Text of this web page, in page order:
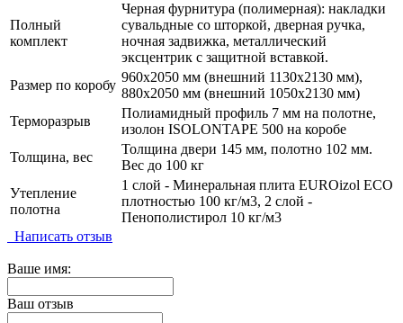
Полный
комплект
Черная фурнитура (полимерная): накладки
сувальдные со шторкой, дверная ручка,
ночная задвижка, металлический
эксцентрик с защитной вставкой.
Размер по коробу
960х2050 мм (внешний 1130х2130 мм),
880х2050 мм (внешний 1050х2130 мм)
Терморазрыв
Полиамидный профиль 7 мм на полотне,
изолон ISOLONTAPE 500 на коробе
Толщина, вес
Толщина двери 145 мм, полотно 102 мм.
Вес до 100 кг
Утепление
полотна
1 слой - Минеральная плита EUROizol ECO
плотностью 100 кг/м3, 2 слой -
Пенополистирол 10 кг/м3
Написать отзыв
Ваше имя:
Ваш отзыв